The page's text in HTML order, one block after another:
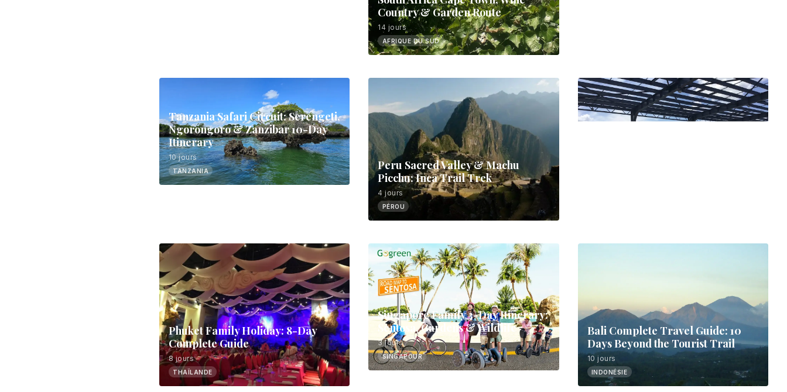
Country & Garden Route
14 jours
AFRIQUE DU SUD
Tanzania Safari Circuit: Serengeti,
Ngorongoro & Zanzibar 10-Day
Itinerary
10 jours
TANZANIA
Peru Sacred Valley & Machu
Picchu: Inca Trail Trek
4 jours
PÉROU
Phuket Family Holiday: 8-Day
Complete Guide
8 jours
THAÏLANDE
Singapore Family 3-Day Itinerary:
Sentosa, Gardens & Wildlife
3 jours
SINGAPOUR
Bali Complete Travel Guide: 10
Days Beyond the Tourist Trail
10 jours
INDONÉSIE